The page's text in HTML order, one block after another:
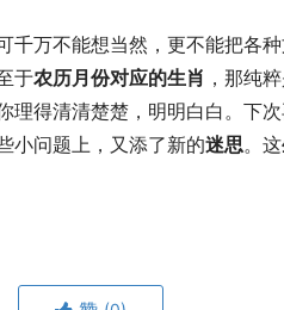
万不能想当然，更不能把各种
于农历月份对应的生肖 ，那纯
理得清清楚楚，明明白白。下
小问题上，又添了新的迷思。这